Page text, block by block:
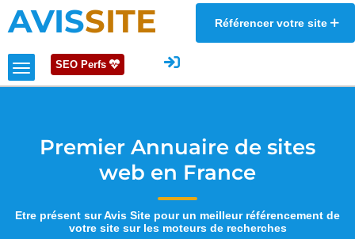
AVISSITE Référencer votre site
SEO Perfs
Premier Annuaire de sites
web en France
Etre présent sur Avis Site pour un meilleur référencement de
votre site sur les moteurs de recherches